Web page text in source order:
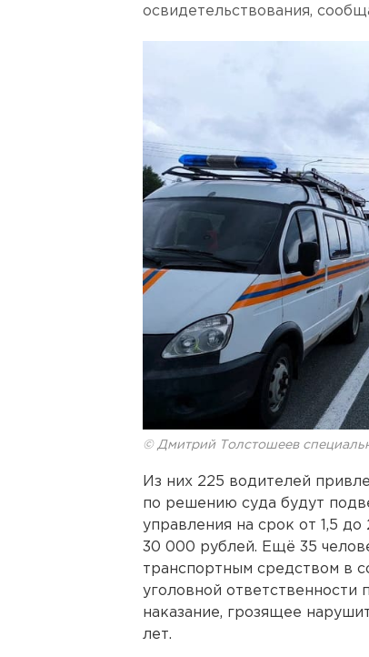
освидетельствования,
© Дмитрий Толстошеев
Из них 225 водителей
по решению суда будут
управления на срок от 1,5
30 000 рублей. Ещё 35
транспортным средством в
уголовной ответственности
наказание, грозящее
лет.